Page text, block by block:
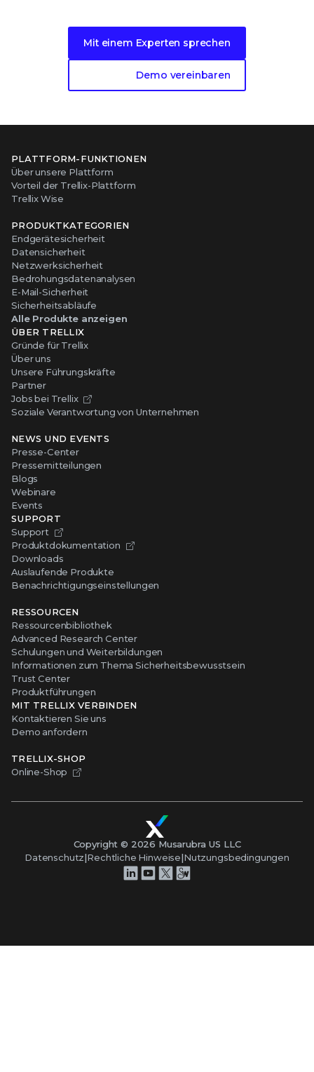
Mit einem Experten sprechen
Demo vereinbaren
PLATTFORM-FUNKTIONEN
Über unsere Plattform
Vorteil der Trellix-Plattform
Trellix Wise
PRODUKTKATEGORIEN
Endgerätesicherheit
Datensicherheit
Netzwerksicherheit
Bedrohungsdatenanalysen
E-Mail-Sicherheit
Sicherheitsabläufe
Alle Produkte anzeigen
ÜBER TRELLIX
Gründe für Trellix
Über uns
Unsere Führungskräfte
Partner
Jobs bei Trellix
Soziale Verantwortung von Unternehmen
NEWS UND EVENTS
Presse-Center
Pressemitteilungen
Blogs
Webinare
Events
SUPPORT
Support
Produktdokumentation
Downloads
Auslaufende Produkte
Benachrichtigungseinstellungen
RESSOURCEN
Ressourcenbibliothek
Advanced Research Center
Schulungen und Weiterbildungen
Informationen zum Thema Sicherheitsbewusstsein
Trust Center
Produktführungen
MIT TRELLIX VERBINDEN
Kontaktieren Sie uns
Demo anfordern
TRELLIX-SHOP
Online-Shop
Copyright © 2026 Musarubra US LLC
Datenschutz|Rechtliche Hinweise|Nutzungsbedingungen